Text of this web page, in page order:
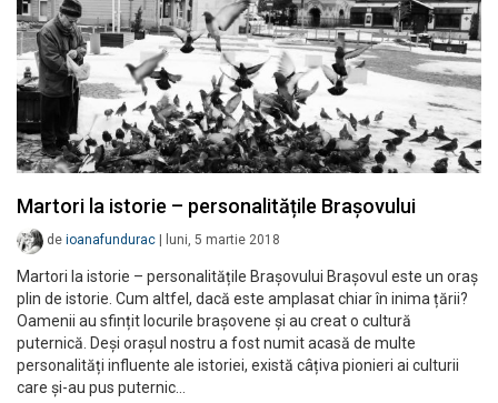
Martori la istorie – personalitățile Brașovului
de ioanafundurac luni, 5 martie 2018
Martori la istorie – personalitățile Brașovului Brașovul este un oraș
plin de istorie. Cum altfel, dacă este amplasat chiar în inima țării?
Oamenii au sfințit locurile brașovene și au creat o cultură
puternică. Deși orașul nostru a fost numit acasă de multe
personalități influente ale istoriei, există câțiva pionieri ai culturii
care și-au pus puternic…